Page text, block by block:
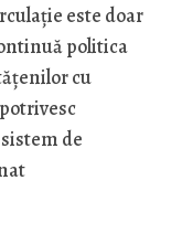
este doar
politica
cu
de